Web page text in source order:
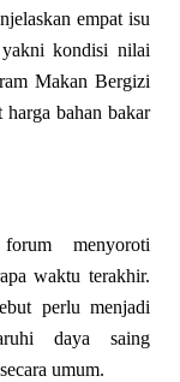
empat isu
yakni kondisi nilai
Makan Bergizi
bahan bakar
menyoroti
waktu terakhir.
perlu menjadi
daya saing
umum.